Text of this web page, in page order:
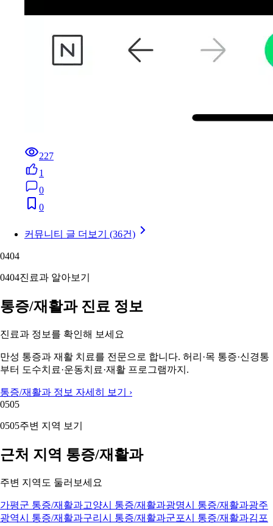
227
1
0
0
커뮤니티 글 더보기 (36건)
0404
0404진료과 알아보기
통증/재활과 진료 정보
진료과 정보를 확인해 보세요
만성 통증과 재활 치료를 전문으로 합니다. 허리·목 통증·신경통
부터 도수치료·운동치료·재활 프로그램까지.
통증/재활과 정보 자세히 보기 ›
0505
0505주변 지역 보기
근처 지역 통증/재활과
주변 지역도 둘러보세요
가평군 통증/재활과고양시 통증/재활과광명시 통증/재활과광주
광역시 통증/재활과구리시 통증/재활과군포시 통증/재활과김포